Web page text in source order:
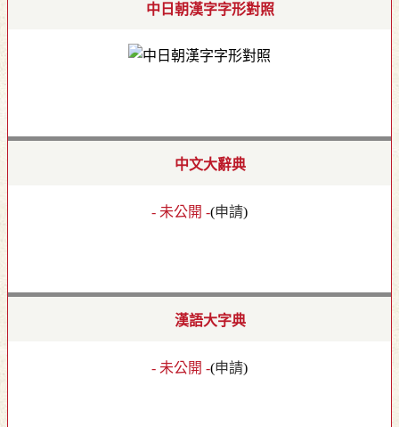
中日朝漢字字形對照
中文大辭典
- 未公開 -(申請)
漢語大字典
- 未公開 -(申請)